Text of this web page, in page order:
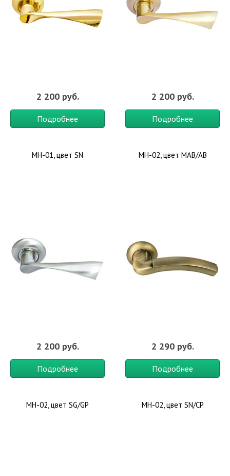
2 200 руб.
Подробнее
2 200 руб.
Подробнее
MH-01, цвет SN
2 200 руб.
Подробнее
MH-02, цвет MAB/AB
2 290 руб.
Подробнее
MH-02, цвет SG/GP MH-02, цвет SN/CP